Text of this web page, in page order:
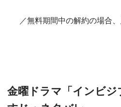
／無料期間中の解約の場合
金曜ドラマ「インビジ